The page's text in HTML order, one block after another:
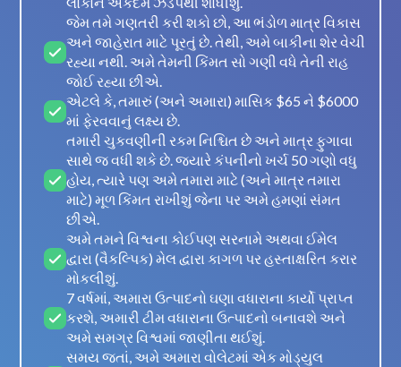
જેમ તમે ગણતરી કરી શકો છો, આ ભંડોળ માત્ર વિકાસ
અને જાહેરાત માટે પૂરતું છે. તેથી, અમે બાકીના શેર વેચી
રહ્યા નથી. અમે તેમની કિંમત સો ગણી વધે તેની રાહ
જોઈ રહ્યા છીએ.
એટલે કે, તમારું (અને અમારા) માસિક $65 ને $6000
માં ફેરવવાનું લક્ષ્ય છે.
તમારી ચુકવણીની રકમ નિશ્ચિત છે અને માત્ર ફુગાવા
સાથે જ વધી શકે છે. જ્યારે કંપનીનો ખર્ચ 50 ગણો વધુ
હોય, ત્યારે પણ અમે તમારા માટે (અને માત્ર તમારા
માટે) મૂળ કિંમત રાખીશું જેના પર અમે હમણાં સંમત
છીએ.
અમે તમને વિશ્વના કોઈપણ સરનામે અથવા ઈમેલ
દ્વારા (વૈકલ્પિક) મેલ દ્વારા કાગળ પર હસ્તાક્ષરિત કરાર
મોકલીશું.
7 વર્ષમાં, અમારા ઉત્પાદનો ઘણા વધારાના કાર્યો પ્રાપ્ત
કરશે, અમારી ટીમ વધારાના ઉત્પાદનો બનાવશે અને
અમે સમગ્ર વિશ્વમાં જાણીતા થઈશું.
સમય જતાં, અમે અમારા વોલેટમાં એક મોડ્યુલ